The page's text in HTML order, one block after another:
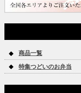
商品一覧
特集つどいのお弁当